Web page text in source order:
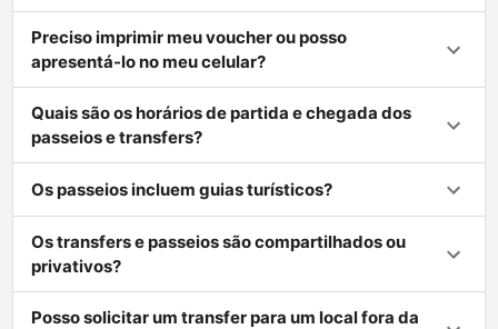
Preciso imprimir meu voucher ou posso
apresentá-lo no meu celular?
Quais são os horários de partida e chegada dos
passeios e transfers?
Os passeios incluem guias turísticos?
Os transfers e passeios são compartilhados ou
privativos?
Posso solicitar um transfer para um local fora da